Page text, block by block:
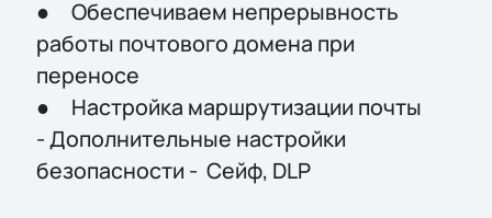
● Обеспечиваем непрерывность
работы почтового домена при
переносе
● Настройка маршрутизации почты
- Дополнительные настройки
безопасности - Сейф, DLP